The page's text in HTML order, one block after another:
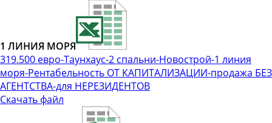
1 ЛИНИЯ МОРЯ
319.500 евро-Таунхаус-2 спальни-Новострой-1 линия
моря-Рентабельность ОТ КАПИТАЛИЗАЦИИ-продажа БЕЗ
АГЕНТСТВА-для НЕРЕЗИДЕНТОВ
Скачать файл